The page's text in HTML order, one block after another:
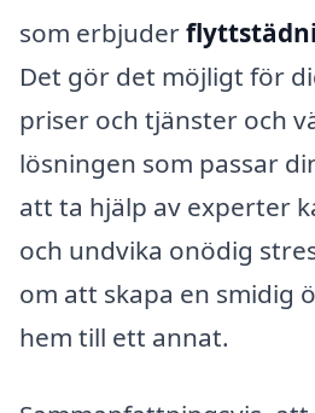
som erbjuder
Det gör det möjligt för
priser och tjänster och
lösningen som passar
att ta hjälp av experter
och undvika onödig
om att skapa en smidig
hem till ett annat.